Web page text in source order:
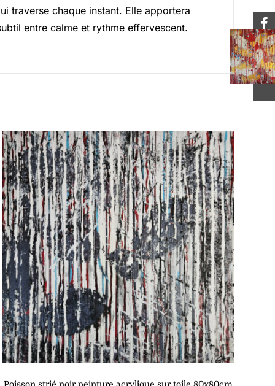
traverse chaque instant. Elle apportera
entre calme et rythme effervescent.